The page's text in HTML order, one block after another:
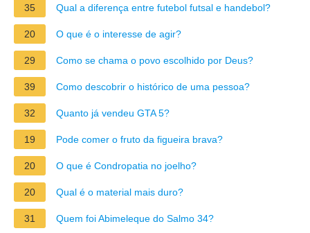
35 Qual a diferença entre futebol futsal e handebol?
20 O que é o interesse de agir?
29 Como se chama o povo escolhido por Deus?
39 Como descobrir o histórico de uma pessoa?
32 Quanto já vendeu GTA 5?
19 Pode comer o fruto da figueira brava?
20 O que é Condropatia no joelho?
20 Qual é o material mais duro?
31 Quem foi Abimeleque do Salmo 34?